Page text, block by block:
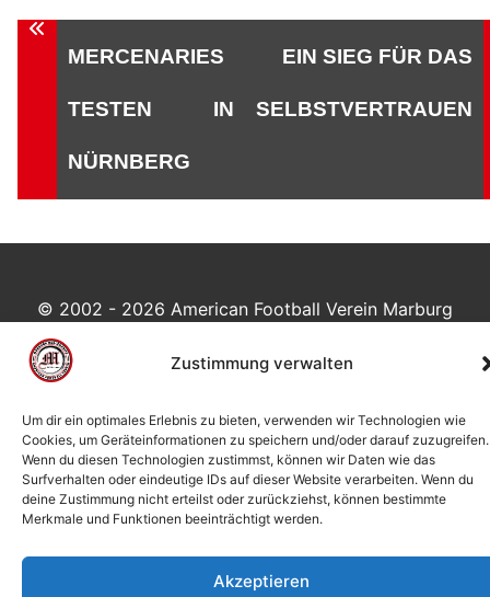
Zustimmung verwalten
Um dir ein optimales Erlebnis zu bieten, verwenden wir Technologien wie
Cookies, um Geräteinformationen zu speichern und/oder darauf zuzugreifen.
Wenn du diesen Technologien zustimmst, können wir Daten wie das
Surfverhalten oder eindeutige IDs auf dieser Website verarbeiten. Wenn du
deine Zustimmung nicht erteilst oder zurückziehst, können bestimmte
Merkmale und Funktionen beeinträchtigt werden.
Akzeptieren
Beitragsnavigation
MERCENARIES
TESTEN IN
NÜRNBERG
EIN SIEG FÜR DAS
SELBSTVERTRAUEN
© 2002 - 2026 American Football Verein Marburg
Mercenaries e.V. |
Datenschutzerklärung|Cookie-Richtlinie (EU)